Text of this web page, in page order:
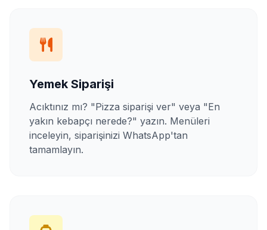
Yemek Siparişi
Acıktınız mı? "Pizza siparişi ver" veya "En
yakın kebapçı nerede?" yazın. Menüleri
inceleyin, siparişinizi WhatsApp'tan
tamamlayın.